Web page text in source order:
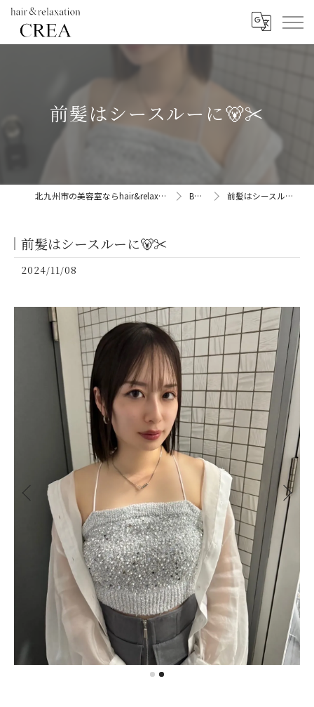
前髪はシースルーに🐻✂︎
北九州市の美容室ならhair&relaxation CREA BLOG 前髪はシースルーに🐻✂︎
前髪はシースルーに🐻✂︎
2024/11/08